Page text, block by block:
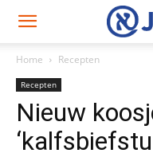
Home Recepten
Recepten
Nieuw